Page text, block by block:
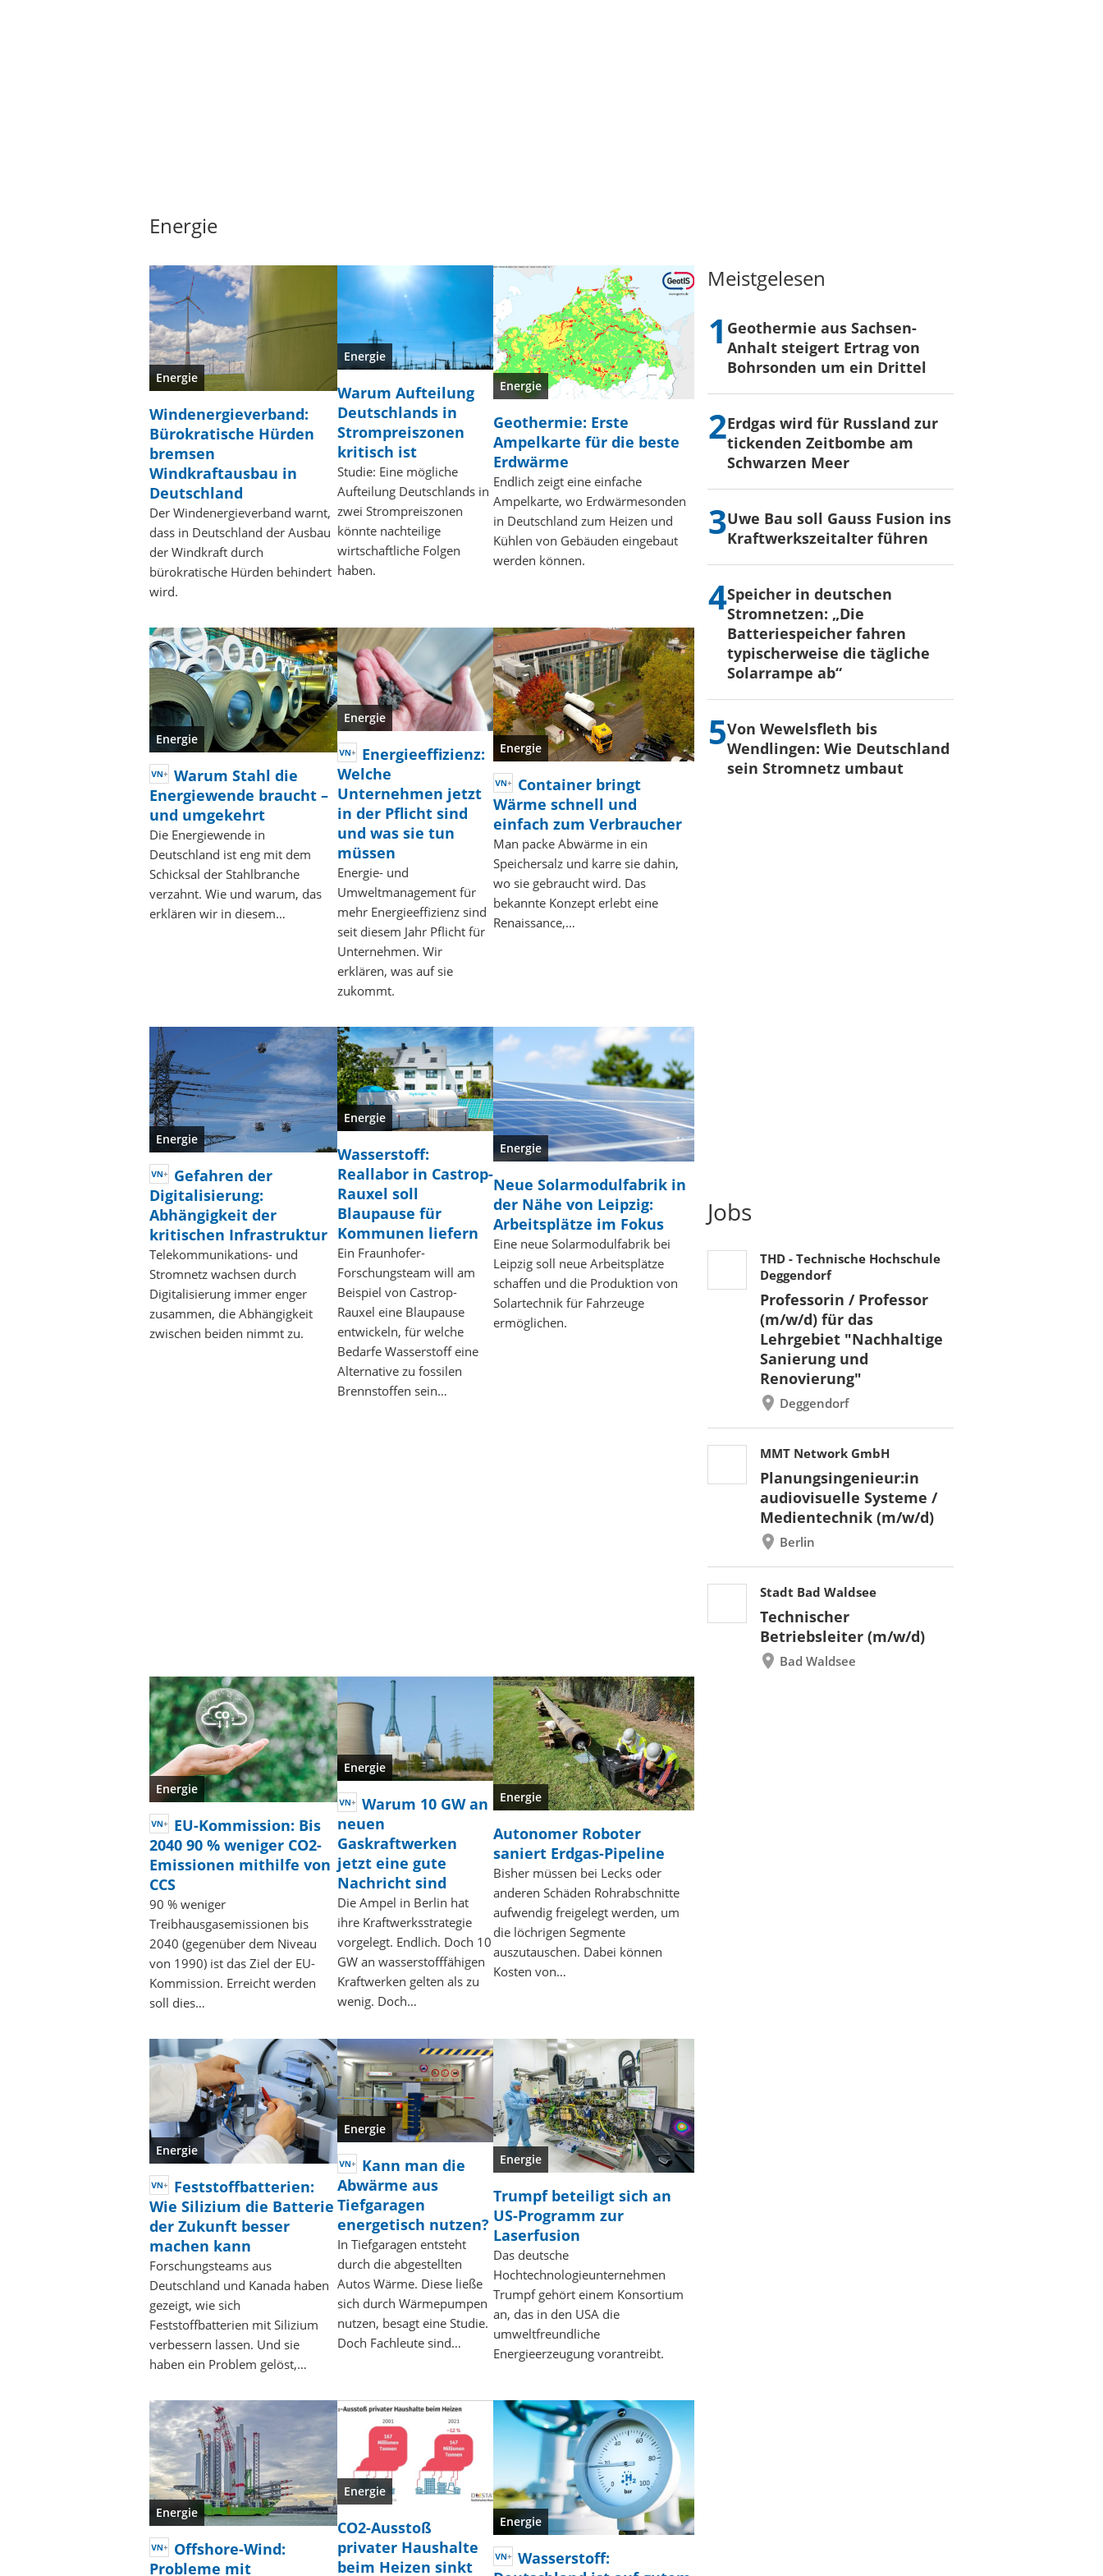
Energie
Energie
Windenergieverband:
Bürokratische Hürden
bremsen
Windkraftausbau in
Deutschland
Der Windenergieverband warnt,
dass in Deutschland der Ausbau
der Windkraft durch
bürokratische Hürden behindert
wird.
Energie
Warum Aufteilung
Deutschlands in
Strompreiszonen
kritisch ist
Studie: Eine mögliche
Aufteilung Deutschlands in
zwei Strompreiszonen
könnte nachteilige
wirtschaftliche Folgen
haben.
Energie
Geothermie: Erste
Ampelkarte für die beste
Erdwärme
Endlich zeigt eine einfache
Ampelkarte, wo Erdwärmesonden
in Deutschland zum Heizen und
Kühlen von Gebäuden eingebaut
werden können.
Energie
Warum Stahl die
Energiewende braucht –
und umgekehrt
Die Energiewende in
Deutschland ist eng mit dem
Schicksal der Stahlbranche
verzahnt. Wie und warum, das
erklären wir in diesem…
Energie
Energieeffizienz:
Welche
Unternehmen jetzt
in der Pflicht sind
und was sie tun
müssen
Energie- und
Umweltmanagement für
mehr Energieeffizienz sind
seit diesem Jahr Pflicht für
Unternehmen. Wir
erklären, was auf sie
zukommt.
Energie
Container bringt
Wärme schnell und
einfach zum Verbraucher
Man packe Abwärme in ein
Speichersalz und karre sie dahin,
wo sie gebraucht wird. Das
bekannte Konzept erlebt eine
Renaissance,…
Energie
Gefahren der
Digitalisierung:
Abhängigkeit der
kritischen Infrastruktur
Telekommunikations- und
Stromnetz wachsen durch
Digitalisierung immer enger
zusammen, die Abhängigkeit
zwischen beiden nimmt zu.
Energie
Wasserstoff:
Reallabor in Castrop-
Rauxel soll
Blaupause für
Kommunen liefern
Ein Fraunhofer-
Forschungsteam will am
Beispiel von Castrop-
Rauxel eine Blaupause
entwickeln, für welche
Bedarfe Wasserstoff eine
Alternative zu fossilen
Brennstoffen sein…
Energie
Neue Solarmodulfabrik in
der Nähe von Leipzig:
Arbeitsplätze im Fokus
Eine neue Solarmodulfabrik bei
Leipzig soll neue Arbeitsplätze
schaffen und die Produktion von
Solartechnik für Fahrzeuge
ermöglichen.
Energie
EU-Kommission: Bis
2040 90 % weniger CO2-
Emissionen mithilfe von
CCS
90 % weniger
Treibhausgasemissionen bis
2040 (gegenüber dem Niveau
von 1990) ist das Ziel der EU-
Kommission. Erreicht werden
soll dies…
Energie
Warum 10 GW an
neuen
Gaskraftwerken
jetzt eine gute
Nachricht sind
Die Ampel in Berlin hat
ihre Kraftwerksstrategie
vorgelegt. Endlich. Doch 10
GW an wasserstofffähigen
Kraftwerken gelten als zu
wenig. Doch…
Energie
Autonomer Roboter
saniert Erdgas-Pipeline
Bisher müssen bei Lecks oder
anderen Schäden Rohrabschnitte
aufwendig freigelegt werden, um
die löchrigen Segmente
auszutauschen. Dabei können
Kosten von…
Energie
Feststoffbatterien:
Wie Silizium die Batterie
der Zukunft besser
machen kann
Forschungsteams aus
Deutschland und Kanada haben
gezeigt, wie sich
Feststoffbatterien mit Silizium
verbessern lassen. Und sie
haben ein Problem gelöst,…
Energie
Kann man die
Abwärme aus
Tiefgaragen
energetisch nutzen?
In Tiefgaragen entsteht
durch die abgestellten
Autos Wärme. Diese ließe
sich durch Wärmepumpen
nutzen, besagt eine Studie.
Doch Fachleute sind…
Energie
Trumpf beteiligt sich an
US-Programm zur
Laserfusion
Das deutsche
Hochtechnologieunternehmen
Trumpf gehört einem Konsortium
an, das in den USA die
umweltfreundliche
Energieerzeugung vorantreibt.
Energie
Offshore-Wind:
Probleme mit
Energie
CO2-Ausstoß
privater Haushalte
beim Heizen sinkt
Energie
Wasserstoff:
Meistgelesen
Geothermie aus Sachsen-
Anhalt steigert Ertrag von
Bohrsonden um ein Drittel
Erdgas wird für Russland zur
tickenden Zeitbombe am
Schwarzen Meer
Uwe Bau soll Gauss Fusion ins
Kraftwerkszeitalter führen
Speicher in deutschen
Stromnetzen: „Die
Batteriespeicher fahren
typischerweise die tägliche
Solarrampe ab“
Von Wewelsfleth bis
Wendlingen: Wie Deutschland
sein Stromnetz umbaut
Jobs
THD - Technische Hochschule
Deggendorf
Professorin / Professor
(m/w/d) für das
Lehrgebiet "Nachhaltige
Sanierung und
Renovierung"
Deggendorf
MMT Network GmbH
Planungsingenieur:in
audiovisuelle Systeme /
Medientechnik (m/w/d)
Berlin
Stadt Bad Waldsee
Technischer
Betriebsleiter (m/w/d)
Bad Waldsee